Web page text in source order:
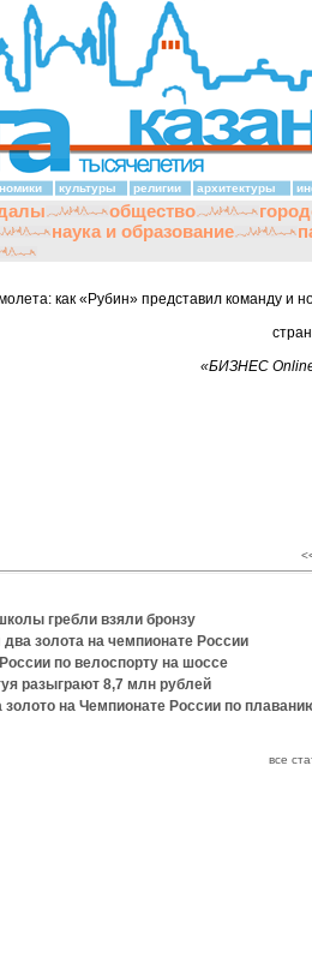
культуры религии архитектуры
общество
наука и образование
как «Рубин» представил команду и
«БИЗНЕС
гребли взяли бронзу
золота на чемпионате России
по велоспорту на шоссе
разыграют 8,7 млн рублей
на Чемпионате России по
все